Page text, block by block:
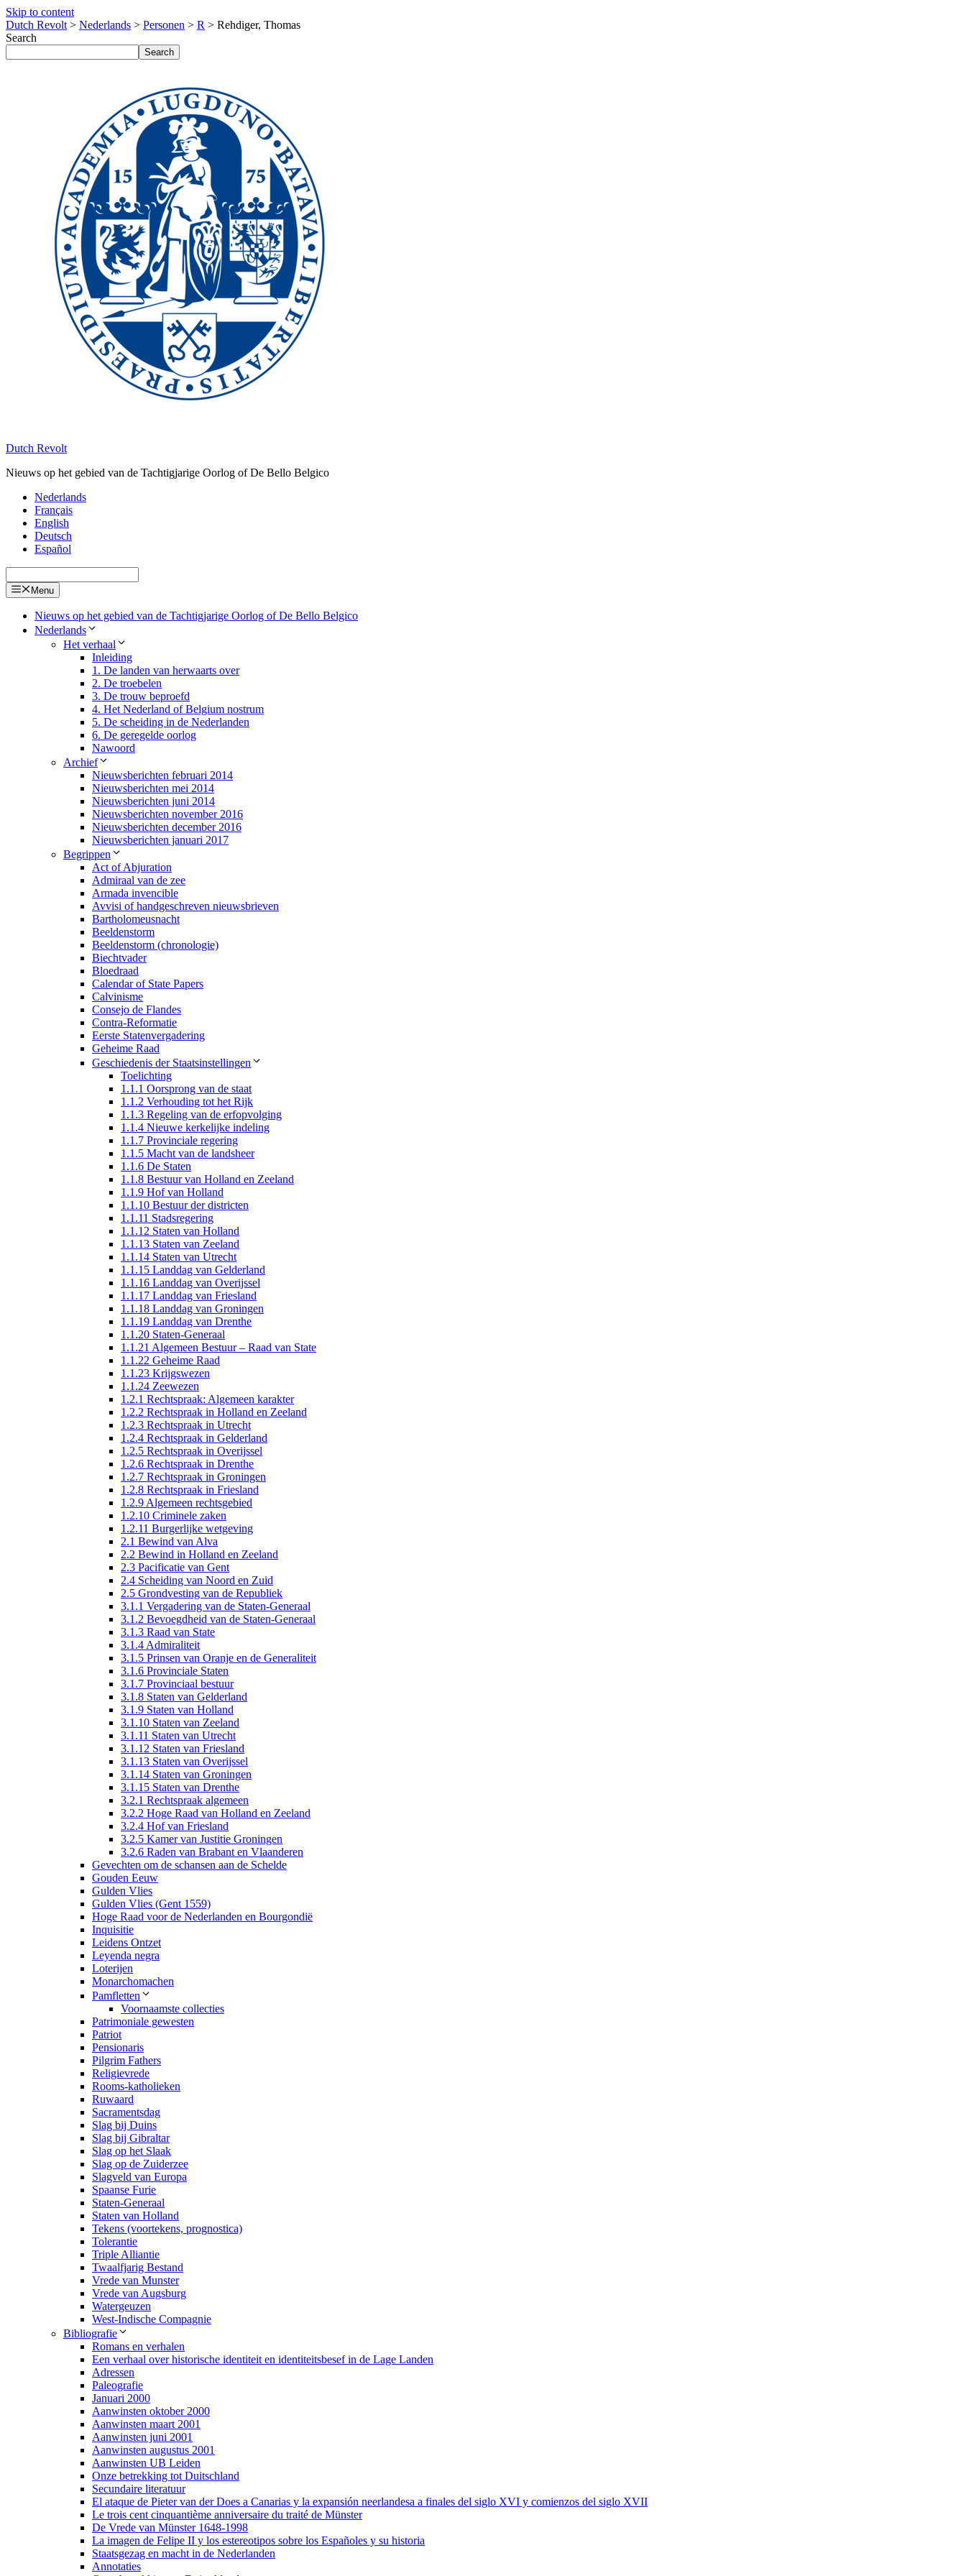
Skip to content
Dutch Revolt > Nederlands > Personen > R > Rehdiger, Thomas
Search
Search
Dutch Revolt
Nieuws op het gebied van de Tachtigjarige Oorlog of De Bello Belgico
Nederlands
Français
English
Deutsch
Español
Menu
Nieuws op het gebied van de Tachtigjarige Oorlog of De Bello Belgico
Nederlands
Het verhaal
Inleiding
1. De landen van herwaarts over
2. De troebelen
3. De trouw beproefd
4. Het Nederland of Belgium nostrum
5. De scheiding in de Nederlanden
6. De geregelde oorlog
Nawoord
Archief
Nieuwsberichten februari 2014
Nieuwsberichten mei 2014
Nieuwsberichten juni 2014
Nieuwsberichten november 2016
Nieuwsberichten december 2016
Nieuwsberichten januari 2017
Begrippen
Act of Abjuration
Admiraal van de zee
Armada invencible
Avvisi of handgeschreven nieuwsbrieven​
Bartholomeusnacht
Beeldenstorm
Beeldenstorm (chronologie)
Biechtvader
Bloedraad
Calendar of State Papers
Calvinisme
Consejo de Flandes
Contra-Reformatie
Eerste Statenvergadering
Geheime Raad
Geschiedenis der Staatsinstellingen
Toelichting
1.1.1 Oorsprong van de staat
1.1.2 Verhouding tot het Rijk
1.1.3 Regeling van de erfopvolging
1.1.4 Nieuwe kerkelijke indeling
1.1.7 Provinciale regering
1.1.5 Macht van de landsheer
1.1.6 De Staten
1.1.8 Bestuur van Holland en Zeeland
1.1.9 Hof van Holland
1.1.10 Bestuur der districten
1.1.11 Stadsregering
1.1.12 Staten van Holland
1.1.13 Staten van Zeeland
1.1.14 Staten van Utrecht
1.1.15 Landdag van Gelderland
1.1.16 Landdag van Overijssel
1.1.17 Landdag van Friesland
1.1.18 Landdag van Groningen
1.1.19 Landdag van Drenthe
1.1.20 Staten-Generaal
1.1.21 Algemeen Bestuur – Raad van State
1.1.22 Geheime Raad
1.1.23 Krijgswezen
1.1.24 Zeewezen
1.2.1 Rechtspraak: Algemeen karakter
1.2.2 Rechtspraak in Holland en Zeeland
1.2.3 Rechtspraak in Utrecht
1.2.4 Rechtspraak in Gelderland
1.2.5 Rechtspraak in Overijssel
1.2.6 Rechtspraak in Drenthe
1.2.7 Rechtspraak in Groningen
1.2.8 Rechtspraak in Friesland
1.2.9 Algemeen rechtsgebied
1.2.10 Criminele zaken
1.2.11 Burgerlijke wetgeving
2.1 Bewind van Alva
2.2 Bewind in Holland en Zeeland
2.3 Pacificatie van Gent
2.4 Scheiding van Noord en Zuid
2.5 Grondvesting van de Republiek
3.1.1 Vergadering van de Staten-Generaal
3.1.2 Bevoegdheid van de Staten-Generaal
3.1.3 Raad van State
3.1.4 Admiraliteit
3.1.5 Prinsen van Oranje en de Generaliteit
3.1.6 Provinciale Staten
3.1.7 Provinciaal bestuur
3.1.8 Staten van Gelderland
3.1.9 Staten van Holland
3.1.10 Staten van Zeeland
3.1.11 Staten van Utrecht
3.1.12 Staten van Friesland
3.1.13 Staten van Overijssel
3.1.14 Staten van Groningen
3.1.15 Staten van Drenthe
3.2.1 Rechtspraak algemeen
3.2.2 Hoge Raad van Holland en Zeeland
3.2.4 Hof van Friesland
3.2.5 Kamer van Justitie Groningen
3.2.6 Raden van Brabant en Vlaanderen
Gevechten om de schansen aan de Schelde
Gouden Eeuw
Gulden Vlies
Gulden Vlies (Gent 1559)
Hoge Raad voor de Nederlanden en Bourgondië
Inquisitie
Leidens Ontzet
Leyenda negra
Loterijen
Monarchomachen
Pamfletten
Voornaamste collecties
Patrimoniale gewesten
Patriot
Pensionaris
Pilgrim Fathers
Religievrede
Rooms-katholieken
Ruwaard
Sacramentsdag
Slag bij Duins
Slag bij Gibraltar
Slag op het Slaak
Slag op de Zuiderzee
Slagveld van Europa
Spaanse Furie
Staten-Generaal
Staten van Holland
Tekens (voortekens, prognostica)
Tolerantie
Triple Alliantie
Twaalfjarig Bestand
Vrede van Munster
Vrede van Augsburg
Watergeuzen
West-Indische Compagnie
Bibliografie
Romans en verhalen
Een verhaal over historische identiteit en identiteitsbesef in de Lage Landen
Adressen
Paleografie
Januari 2000
Aanwinsten oktober 2000
Aanwinsten maart 2001
Aanwinsten juni 2001
Aanwinsten augustus 2001
Aanwinsten UB Leiden
Onze betrekking tot Duitschland
Secundaire literatuur
El ataque de Pieter van der Does a Canarias y la expansión neerlandesa a finales del siglo XVI y comienzos del siglo XVII
Le trois cent cinquantième anniversaire du traité de Münster
De Vrede van Münster 1648-1998
La imagen de Felipe II y los estereotipos sobre los Españoles y su historia
Staatsgezag en macht in de Nederlanden
Annotaties